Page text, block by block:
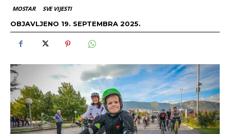
MOSTAR SVE VIJESTI
OBJAVLJENO 19. SEPTEMBRA 2025.